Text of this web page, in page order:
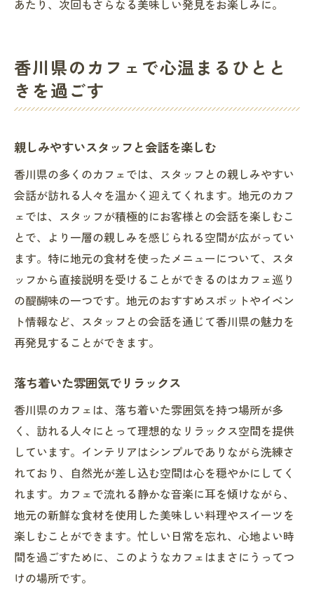
あたり、次回もさらなる美味しい発見をお楽しみに。
香川県のカフェで心温まるひとと
きを過ごす
親しみやすいスタッフと会話を楽しむ
香川県の多くのカフェでは、スタッフとの親しみやすい
会話が訪れる人々を温かく迎えてくれます。地元のカフ
ェでは、スタッフが積極的にお客様との会話を楽しむこ
とで、より一層の親しみを感じられる空間が広がってい
ます。特に地元の食材を使ったメニューについて、スタ
ッフから直接説明を受けることができるのはカフェ巡り
の醍醐味の一つです。地元のおすすめスポットやイベン
ト情報など、スタッフとの会話を通じて香川県の魅力を
再発見することができます。
落ち着いた雰囲気でリラックス
香川県のカフェは、落ち着いた雰囲気を持つ場所が多
く、訪れる人々にとって理想的なリラックス空間を提供
しています。インテリアはシンプルでありながら洗練さ
れており、自然光が差し込む空間は心を穏やかにしてく
れます。カフェで流れる静かな音楽に耳を傾けながら、
地元の新鮮な食材を使用した美味しい料理やスイーツを
楽しむことができます。忙しい日常を忘れ、心地よい時
間を過ごすために、このようなカフェはまさにうってつ
けの場所です。